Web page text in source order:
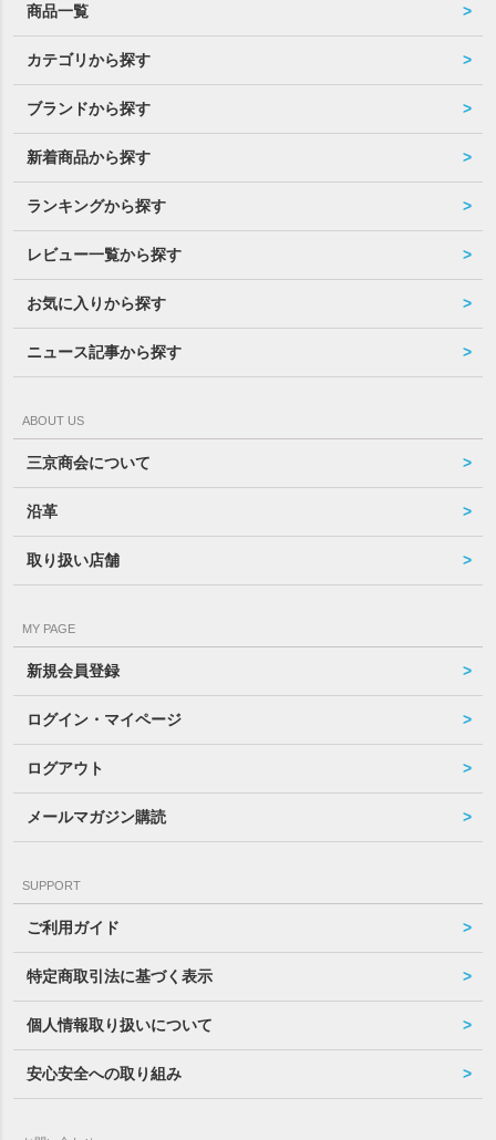
商品一覧
カテゴリから探す
ブランドから探す
新着商品から探す
ランキングから探す
レビュー一覧から探す
お気に入りから探す
ニュース記事から探す
ABOUT US
三京商会について
沿革
取り扱い店舗
MY PAGE
新規会員登録
ログイン・マイページ
ログアウト
メールマガジン購読
SUPPORT
ご利用ガイド
特定商取引法に基づく表示
個人情報取り扱いについて
安心安全への取り組み